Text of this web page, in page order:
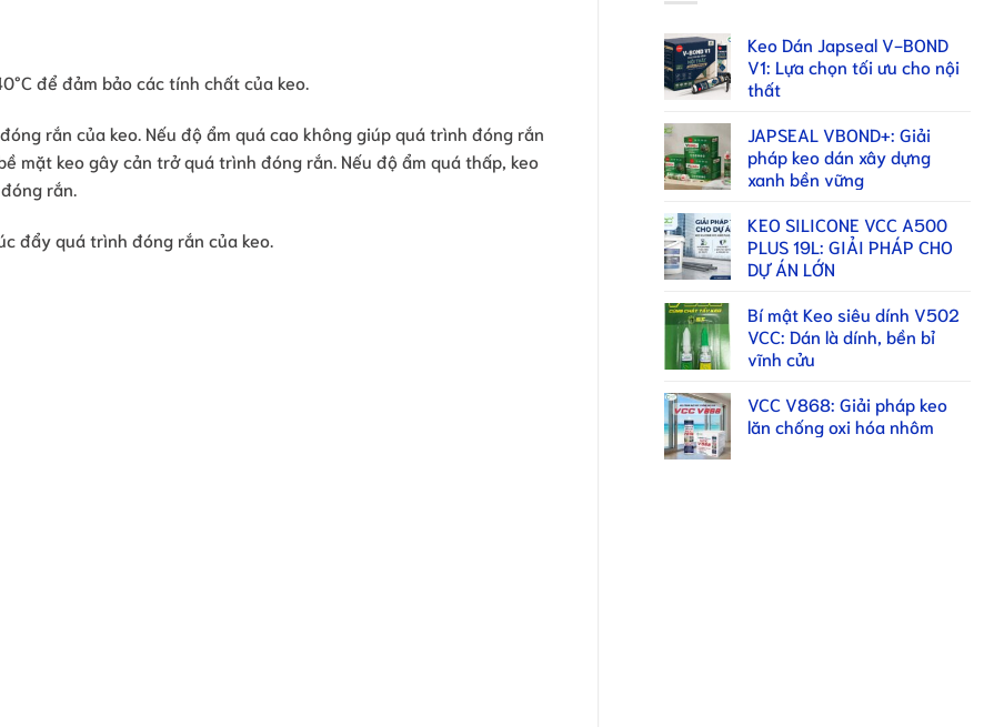
để đảm bảo các tính chất của keo.
rắn của keo. Nếu độ ẩm quá cao không giúp quá trình đóng rắn
mặt keo gây cản trở quá trình đóng rắn. Nếu độ ẩm quá thấp, keo
rắn.
đẩy quá trình đóng rắn của keo.
Keo Dán Japseal V-BOND
V1: Lựa chọn tối ưu cho nội
thất
JAPSEAL VBOND+: Giải
pháp keo dán xây dựng
xanh bền vững
KEO SILICONE VCC A500
PLUS 19L: GIẢI PHÁP CHO
DỰ ÁN LỚN
Bí mật Keo siêu dính V502
VCC: Dán là dính, bền bỉ
vĩnh cửu
VCC V868: Giải pháp keo
lăn chống oxi hóa nhôm